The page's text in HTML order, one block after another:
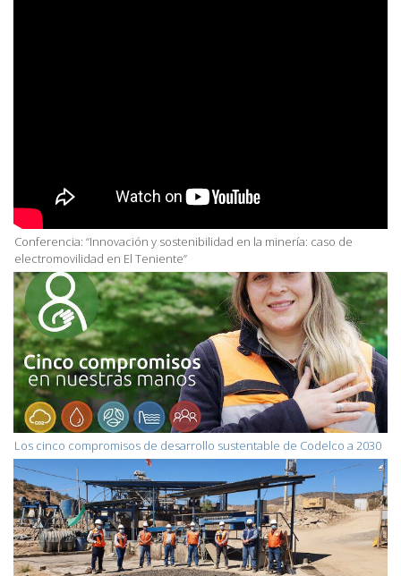
Conferencia: “Innovación y sostenibilidad en la minería: caso de
electromovilidad en El Teniente”
Los cinco compromisos de desarrollo sustentable de Codelco a 2030